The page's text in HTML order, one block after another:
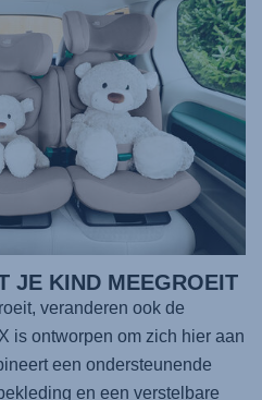
JE KIND MEEGROEIT
veranderen ook de
is ontworpen om zich hier aan
een ondersteunende
en een verstelbare